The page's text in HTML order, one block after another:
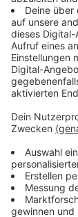
waren
direkt auf
Stadt jetzt
darum
viel zu
geringen
Selbst bei
meistens
immer
Fußgänger.